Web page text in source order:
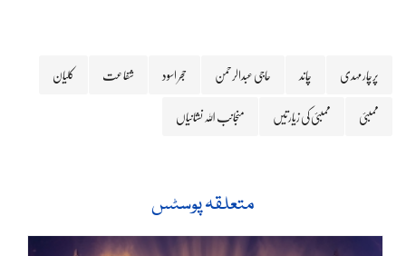
پرچار مہدی چاند حاجی عبدالرحمن حجر اسود شفاعت
کلیان
ممبئی
ممبئی کی زیارتیں منجانب اللہ نشانیاں
متعلقہ پوسٹس